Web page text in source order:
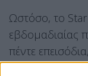
Ωστόσο, το
εβδομαδιαίας
πέντε
Δευτέρα, Τρίτη